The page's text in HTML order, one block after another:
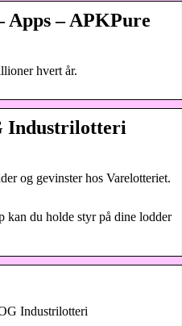
– APKPure
hvert år.
Industrilotteri
og gevinster hos Varelotteriet.
kan du holde styr på dine lodder
Industrilotteri